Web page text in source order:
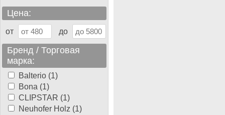
Цена:
от до
Бренд / Торговая
марка:
Balterio (1)
Bona (1)
CLIPSTAR (1)
Neuhofer Holz (1)